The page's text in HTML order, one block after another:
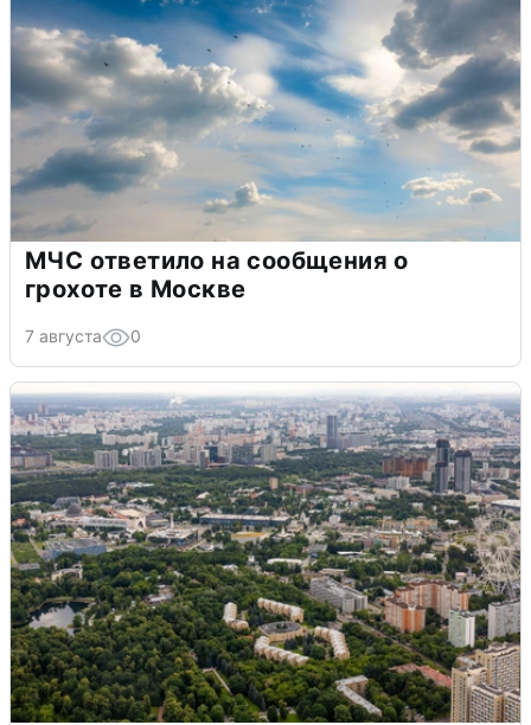
МЧС ответило на сообщения о
грохоте в Москве
7 августа 0